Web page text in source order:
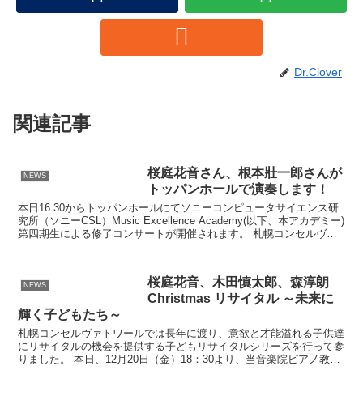
Dr.Clover
関連記事
NEWS
桜庭花音さん、根本壯一郎さんが
トッパンホールで演奏します！
本日16:30からトッパンホールにてソニーコンピュータサイエンス研
究所（ソニーCSL）Music Excellence Academy(以下、本アカデミー)
第四期生による修了コンサートが開催されます。 札幌コンセルヴァ
NEWS
桜庭花音、木田慎太郎、森淳朗
Christmas リサイタル ～未来に
輝く子どもたち～
札幌コンセルヴァトワールでは長年に渡り、意欲と才能溢れる子供達
にリサイタルの機会を提供する子どもリサイタルシリーズを行って参
りました。 本日、12月20日（金）18：30より、当音楽院ピアノ教室